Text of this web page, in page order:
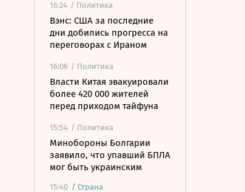
16:24 / Политика
Вэнс: США за последние
дни добились прогресса на
переговорах с Ираном
16:06 / Политика
Власти Китая эвакуировали
более 420 000 жителей
перед приходом тайфуна
15:54 / Политика
Минобороны Болгарии
заявило, что упавший БПЛА
мог быть украинским
15:40 / Страна